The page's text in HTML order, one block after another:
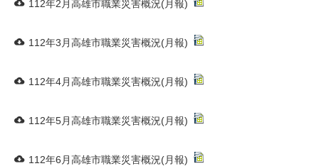
112年2月高雄市職業災害概況(月報)
112年3月高雄市職業災害概況(月報)
112年4月高雄市職業災害概況(月報)
112年5月高雄市職業災害概況(月報)
112年6月高雄市職業災害概況(月報)